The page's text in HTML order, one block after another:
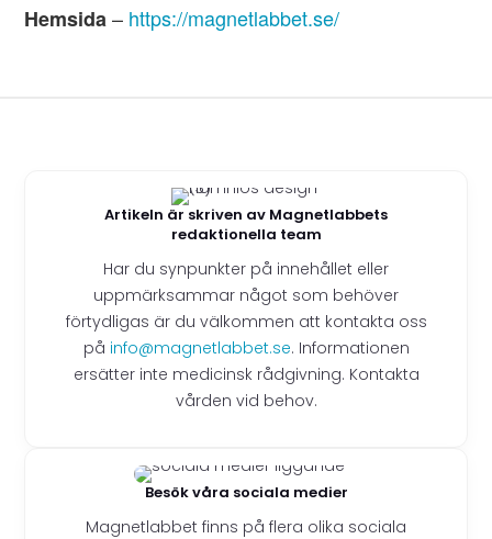
Hemsida– https://magnetlabbet.se/
Artikeln är skriven av Magnetlabbets
redaktionella team
Har du synpunkter på innehållet eller
uppmärksammar något som behöver
förtydligas är du välkommen att kontakta oss
på info@magnetlabbet.se. Informationen
ersätter inte medicinsk rådgivning. Kontakta
vården vid behov.
Besök våra sociala medier
Magnetlabbet finns på flera olika sociala